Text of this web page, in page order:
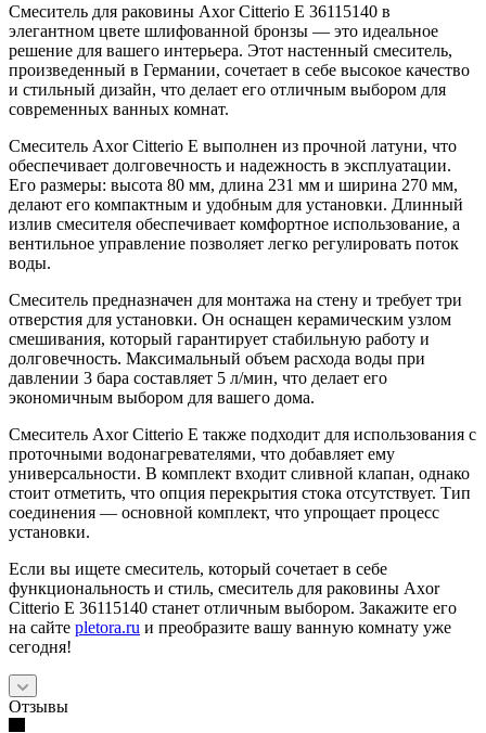
Смеситель для раковины Axor Citterio E 36115140 в
элегантном цвете шлифованной бронзы — это идеальное
решение для вашего интерьера. Этот настенный смеситель,
произведенный в Германии, сочетает в себе высокое качество
и стильный дизайн, что делает его отличным выбором для
современных ванных комнат.
Смеситель Axor Citterio E выполнен из прочной латуни, что
обеспечивает долговечность и надежность в эксплуатации.
Его размеры: высота 80 мм, длина 231 мм и ширина 270 мм,
делают его компактным и удобным для установки. Длинный
излив смесителя обеспечивает комфортное использование, а
вентильное управление позволяет легко регулировать поток
воды.
Смеситель предназначен для монтажа на стену и требует три
отверстия для установки. Он оснащен керамическим узлом
смешивания, который гарантирует стабильную работу и
долговечность. Максимальный объем расхода воды при
давлении 3 бара составляет 5 л/мин, что делает его
экономичным выбором для вашего дома.
Смеситель Axor Citterio E также подходит для использования с
проточными водонагревателями, что добавляет ему
универсальности. В комплект входит сливной клапан, однако
стоит отметить, что опция перекрытия стока отсутствует. Тип
соединения — основной комплект, что упрощает процесс
установки.
Если вы ищете смеситель, который сочетает в себе
функциональность и стиль, смеситель для раковины Axor
Citterio E 36115140 станет отличным выбором. Закажите его
на сайте pletora.ru и преобразите вашу ванную комнату уже
сегодня!
Отзывы